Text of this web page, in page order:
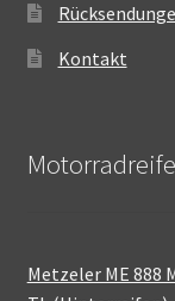
Kontakt
Metzeler ME 888